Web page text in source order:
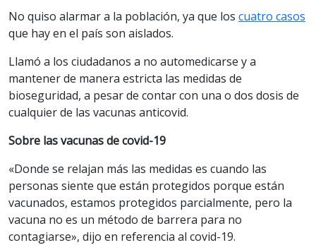
No quiso alarmar a la población, ya que los cuatro casos
que hay en el país son aislados.
Llamó a los ciudadanos a no automedicarse y a
mantener de manera estricta las medidas de
bioseguridad, a pesar de contar con una o dos dosis de
cualquier de las vacunas anticovid.
Sobre las vacunas de covid-19
«Donde se relajan más las medidas es cuando las
personas siente que están protegidos porque están
vacunados, estamos protegidos parcialmente, pero la
vacuna no es un método de barrera para no
contagiarse», dijo en referencia al covid-19.